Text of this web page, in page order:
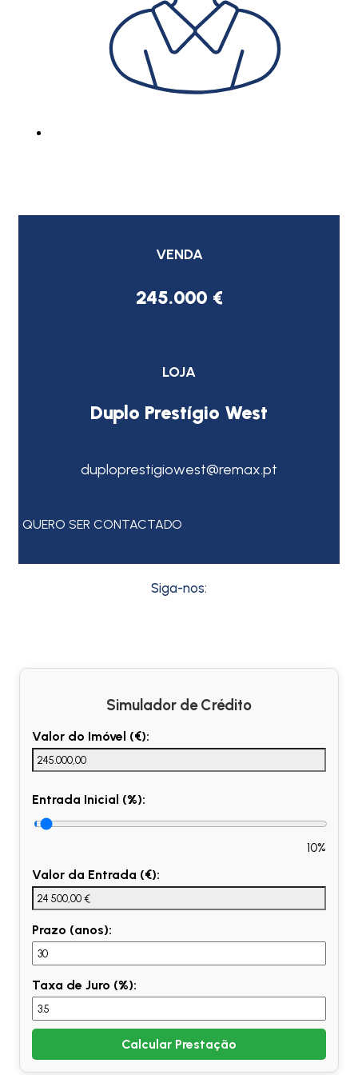
VENDA
245.000 €
LOJA
Duplo Prestígio West
duploprestigiowest@remax.pt
QUERO SER CONTACTADO
Siga-nos:
Simulador de Crédito
Valor do Imóvel (€):
Entrada Inicial (%):
10%
Valor da Entrada (€):
Prazo (anos):
Taxa de Juro (%):
Calcular Prestação